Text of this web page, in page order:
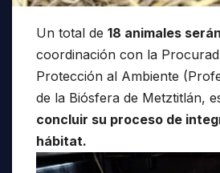
Un total de 18 animales
coordinación con la
Protección al Ambiente
de la Biósfera de Metztitlán,
concluir su proceso de
hábitat.